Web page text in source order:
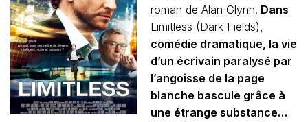
roman de Alan Glynn. Dans
Limitless (Dark Fields),
comédie dramatique, la vie
d’un écrivain paralysé par
l’angoisse de la page
blanche bascule grâce à
une étrange substance…